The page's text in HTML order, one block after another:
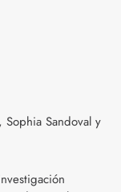
Sophia Sandoval y